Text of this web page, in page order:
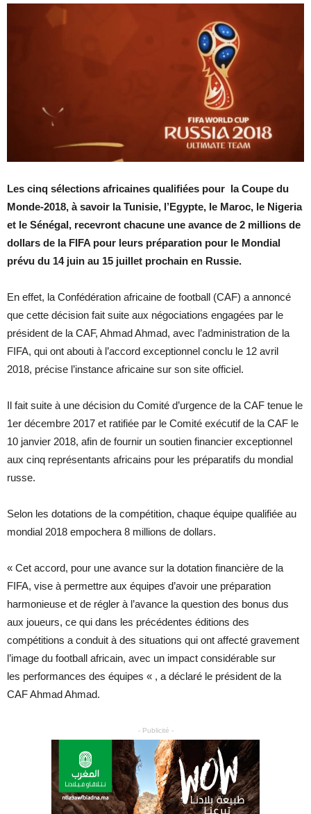
Les cinq sélections africaines qualifiées pour la Coupe du
Monde-2018, à savoir la Tunisie, l’Egypte, le Maroc, le Nigeria
et le Sénégal, recevront chacune une avance de 2 millions de
dollars de la FIFA pour leurs préparation pour le Mondial
prévu du 14 juin au 15 juillet prochain en Russie.
En effet, la Confédération africaine de football (CAF) a annoncé
que cette décision fait suite aux négociations engagées par le
président de la CAF, Ahmad Ahmad, avec l’administration de la
FIFA, qui ont abouti à l’accord exceptionnel conclu le 12 avril
2018, précise l’instance africaine sur son site officiel.
Il fait suite à une décision du Comité d’urgence de la CAF tenue le
1er décembre 2017 et ratifiée par le Comité exécutif de la CAF le
10 janvier 2018, afin de fournir un soutien financier exceptionnel
aux cinq représentants africains pour les préparatifs du mondial
russe.
Selon les dotations de la compétition, chaque équipe qualifiée au
mondial 2018 empochera 8 millions de dollars.
« Cet accord, pour une avance sur la dotation financière de la
FIFA, vise à permettre aux équipes d’avoir une préparation
harmonieuse et de régler à l’avance la question des bonus dus
aux joueurs, ce qui dans les précédentes éditions des
compétitions a conduit à des situations qui ont affecté gravement
l’image du football africain, avec un impact considérable sur
les performances des équipes « , a déclaré le président de la
CAF Ahmad Ahmad.
- Publicité -